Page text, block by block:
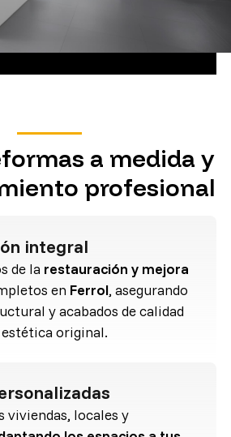
a medida y
profesional
integral
de la restauración y mejora
en Ferrol, asegurando
y acabados de calidad
original.
viviendas, locales y